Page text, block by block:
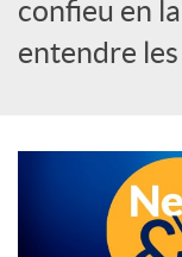
e
confieu en
entendre